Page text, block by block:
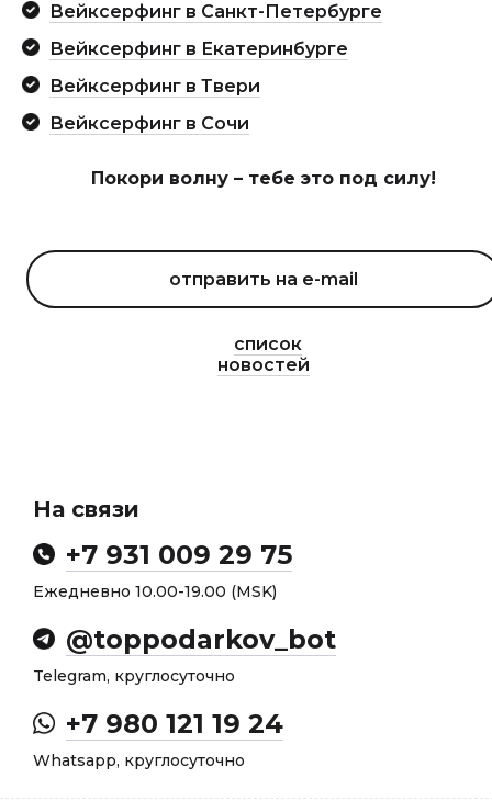
Вейксерфинг в Санкт-Петербурге
Вейксерфинг в Екатеринбурге
Вейксерфинг в Твери
Вейксерфинг в Сочи
Покори волну – тебе это под силу!
список
новостей
На связи
+7 931 009 29 75
Ежедневно 10.00-19.00 (MSK)
@toppodarkov_bot
Telegram, круглосуточно
+7 980 121 19 24
Whatsapp, круглосуточно